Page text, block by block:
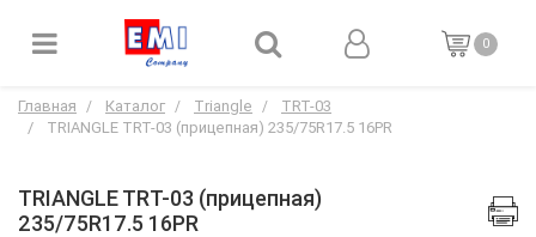
0
Главная Каталог Triangle
TRT-03
TRIANGLE TRT-03 (прицепная) 235/75R17.5 16PR
TRIANGLE TRT-03 (прицепная)
235/75R17.5 16PR